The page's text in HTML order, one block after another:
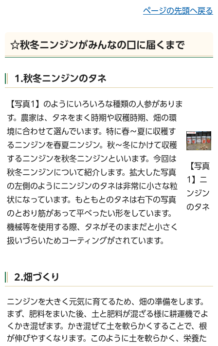
ページの先頭へ戻る
☆秋冬ニンジンがみんなの口に届くまで
1.秋冬ニンジンのタネ
【写真1】のようにいろいろな種類の人参がありま
す。農家は、タネをまく時期や収穫時期、畑の環
境に合わせて選んでいます。特に春～夏に収穫す
るニンジンを春夏ニンジン。秋～冬にかけて収穫
するニンジンを秋冬ニンジンといいます。今回は
秋冬ニンジンについて紹介します。拡大した写真
の左側のようにニンジンのタネは非常に小さな粒
状になっています。もともとのタネは右下の写真
のとおり筋があって平べったい形をしています。
機械等を使用する際、タネがそのままだと小さく
扱いづらいためコーティングがされています。
【写真
1】ニ
ンジン
のタネ
2.畑づくり
ニンジンを大きく元気に育てるため、畑の準備をします。
まず、肥料をまいた後、土と肥料が混ざる様に耕運機でよ
くかき混ぜます。かき混ぜて土を軟らかくすることで、根
が伸びやすくなります。このように土を軟らかく、栄養た